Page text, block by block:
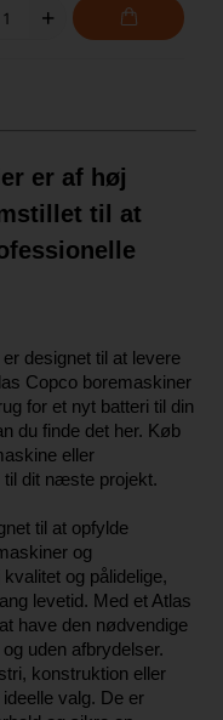
+
er af høj
til at
designet til at levere
Copco boremaskiner
for et nyt batteri til din
du finde det her. Køb
eller
dit næste projekt.
til at opfylde
og
og pålidelige,
levetid. Med et Atlas
have den nødvendige
uden afbrydelser.
konstruktion eller
valg. De er